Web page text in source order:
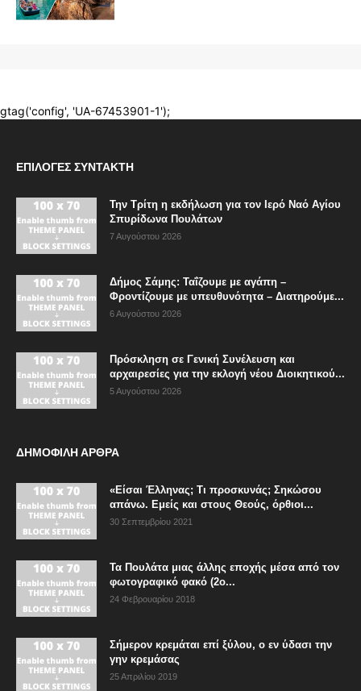
ΕΠΙΛΟΓΈΣ ΣΥΝΤΆΚΤΗ
Την Τρίτη η εκδήλωση για τον Ιερό Ναό Αγίου
Σπυρίδωνα Πουλάτων
7 Αυγούστου 2026
Δήμος Σάμης: Ταΐζουμε με αγάπη –
Φροντίζουμε με υπευθυνότητα – Διατηρούμε...
6 Αυγούστου 2026
Πρόσκληση σε Γενική Συνέλευση και
αρχαιρεσίες για την εκλογή νέου Διοικητικού...
5 Αυγούστου 2026
ΔΗΜΟΦΙΛΗ ΑΡΘΡΑ
«Είσαι Έλληνας; Τι προσκυνάς; Σηκώσου
απάνω. Εμείς και στους Θεούς, όρθιοι...
30 Σεπτεμβρίου 2021
Τα Πουλάτα μιας άλλης εποχής μέσα από τον
φωτογραφικό φακό (2ο...
24 Φεβρουαρίου 2018
Σήμερον κρεμάται επί ξύλου, ο εν ύδασι την
γην κρεμάσας
25 Απριλίου 2019